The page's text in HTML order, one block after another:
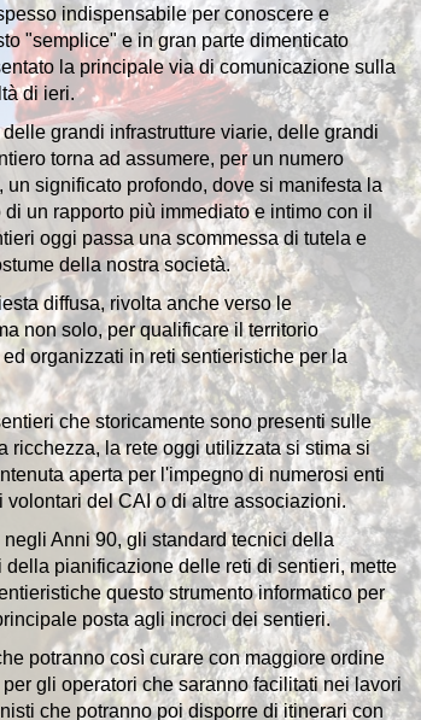
indispensabile per conoscere e
"semplice" e in gran parte dimenticato
la principale via di comunicazione sulla
di ieri.
grandi infrastrutture viarie, delle grandi
torna ad assumere, per un numero
significato profondo, dove si manifesta la
un rapporto più immediato e intimo con il
oggi passa una scommessa di tutela e
della nostra società.
diffusa, rivolta anche verso le
non solo, per qualificare il territorio
organizzati in reti sentieristiche per la
che storicamente sono presenti sulle
ricchezza, la rete oggi utilizzata si stima si
aperta per l'impegno di numerosi enti
del CAI o di altre associazioni.
Anni 90, gli standard tecnici della
pianificazione delle reti di sentieri, mette
questo strumento informatico per
posta agli incroci dei sentieri.
potranno così curare con maggiore ordine
gli operatori che saranno facilitati nei lavori
che potranno poi disporre di itinerari con